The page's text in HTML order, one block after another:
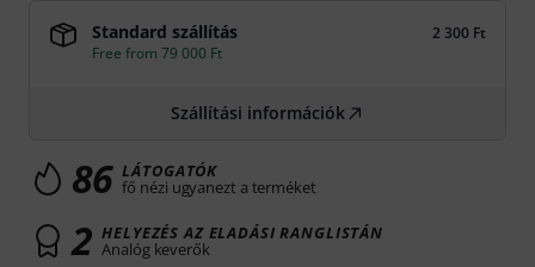
Standard szállítás
2 300 Ft
Free from 79 000 Ft
Szállítási információk
86 LÁTOGATÓK
fő nézi ugyanezt a terméket
2 HELYEZÉS AZ ELADÁSI RANGLISTÁN
Analóg keverők